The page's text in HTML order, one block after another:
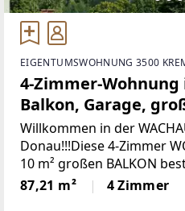
EIGENTUMSWOHNUNG 3500
4-Zimmer-
Balkon, Garage,
und
Stift Göttweig
Willkommen in der
Donau!!!Diese 4-Zimmer
10 m² großen BALKON besteht aus: *
Toilette mit Handwaschbecken *
Zugang zum Balkon und
87,21 m² 4 Zimmer